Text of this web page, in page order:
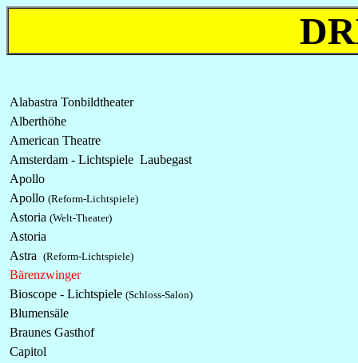
Alabastra Tonbildtheater
Alberthöhe
American Theatre
Amsterdam - Lichtspiele Laubegast
Apollo
Apollo (Reform-Lichtspiele)
Astoria (Welt-Theater)
Astoria
Astra (Reform-Lichtspiele)
Bärenzwinger
Bioscope - Lichtspiele (Schloss-Salon)
Blumensäle
Braunes Gasthof
Capitol